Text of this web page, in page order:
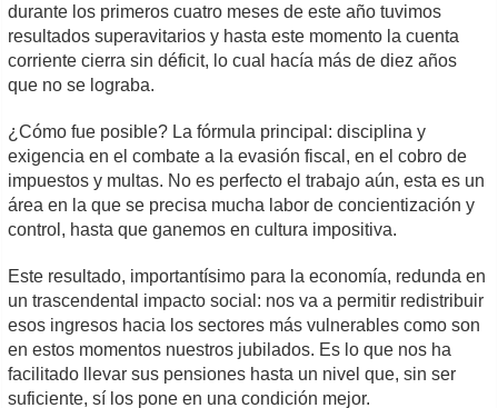
durante los primeros cuatro meses de este año tuvimos
resultados superavitarios y hasta este momento la cuenta
corriente cierra sin déficit, lo cual hacía más de diez años
que no se lograba.
¿Cómo fue posible? La fórmula principal: disciplina y
exigencia en el combate a la evasión fiscal, en el cobro de
impuestos y multas. No es perfecto el trabajo aún, esta es un
área en la que se precisa mucha labor de concientización y
control, hasta que ganemos en cultura impositiva.
Este resultado, importantísimo para la economía, redunda en
un trascendental impacto social: nos va a permitir redistribuir
esos ingresos hacia los sectores más vulnerables como son
en estos momentos nuestros jubilados. Es lo que nos ha
facilitado llevar sus pensiones hasta un nivel que, sin ser
suficiente, sí los pone en una condición mejor.